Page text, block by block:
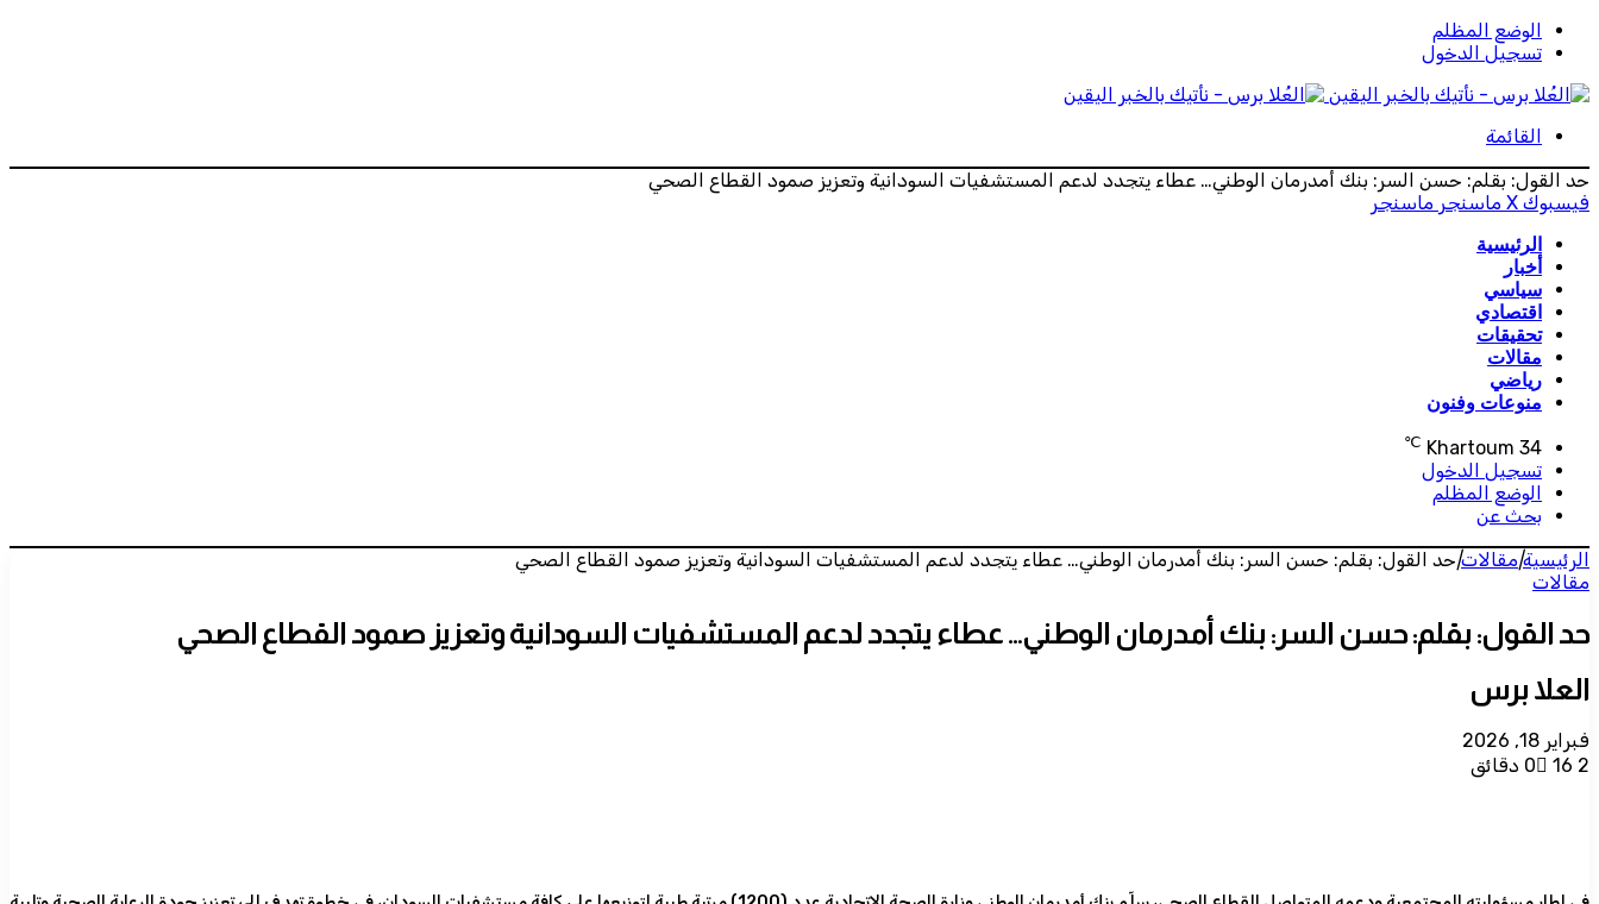
الوضع المظلم
تسجيل الدخول
القائمة
حد القول: بقلم: حسن السر: بنك أمدرمان الوطني… عطاء يتجدد لدعم المستشفيات السودانية وتعزيز صمود القطاع الصحي
فيسبوك ‫X ماسنجر ماسنجر
الرئيسية
أخبار
سياسي
اقتصادي
تحقيقات
مقالات
رياضي
منوعات وفنون
Khartoum 34
℃
تسجيل الدخول
الوضع المظلم
بحث عن
الرئيسية|مقالات|حد القول: بقلم: حسن السر: بنك أمدرمان الوطني… عطاء يتجدد لدعم المستشفيات السودانية وتعزيز صمود القطاع الصحي
مقالات
حد القول: بقلم: حسن السر: بنك أمدرمان الوطني… عطاء يتجدد لدعم المستشفيات السودانية وتعزيز صمود القطاع الصحي
العلا برس
فبراير 18, 2026
0
16 2 دقائق